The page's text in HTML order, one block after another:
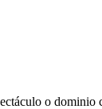
o